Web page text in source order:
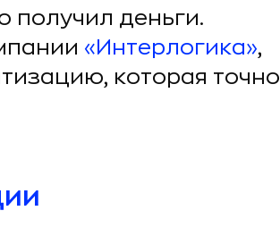
получил деньги.
«Интерлогика»,
которая точно